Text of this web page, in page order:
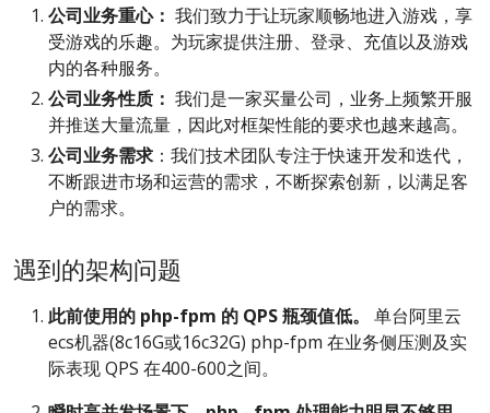
公司业务重心： 我们致力于让玩家顺畅地进入游戏，享
受游戏的乐趣。为玩家提供注册、登录、充值以及游戏
内的各种服务。
公司业务性质： 我们是一家买量公司，业务上频繁开服
并推送大量流量，因此对框架性能的要求也越来越高。
公司业务需求 ：我们技术团队专注于快速开发和迭代，
不断跟进市场和运营的需求，不断探索创新，以满足客
户的需求。
遇到的架构问题
此前使用的 php-fpm 的 QPS瓶颈值低。
单台阿里云
ecs机器(8c16G或16c32G) php-fpm 在业务侧压测及实
际表现 QPS 在400-600之间。